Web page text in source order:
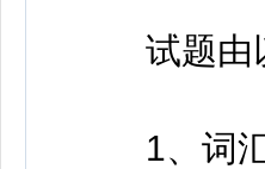
试题由
1、词汇